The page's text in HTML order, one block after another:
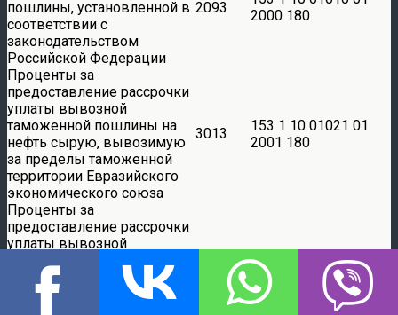
пошлины, установленной в
соответствии с
законодательством
Российской Федерации
2093
2000 180
Проценты за
предоставление рассрочки
уплаты вывозной
таможенной пошлины на
нефть сырую, вывозимую
за пределы таможенной
территории Евразийского
экономического союза
3013
153 1 10 01021 01
2001 180
Проценты за
предоставление рассрочки
уплаты вывозной
нефть сырую, за
исключением нефти,
153 1 10 01021 01
2002 180